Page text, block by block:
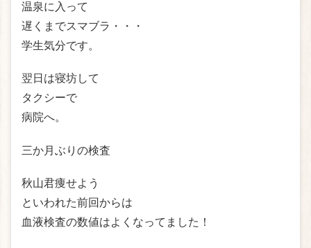
温泉に入って
遅くまでスマブラ・・・
学生気分です。
翌日は寝坊して
タクシーで
病院へ。
三か月ぶりの検査
秋山君痩せよう
といわれた前回からは
血液検査の数値はよくなってました！